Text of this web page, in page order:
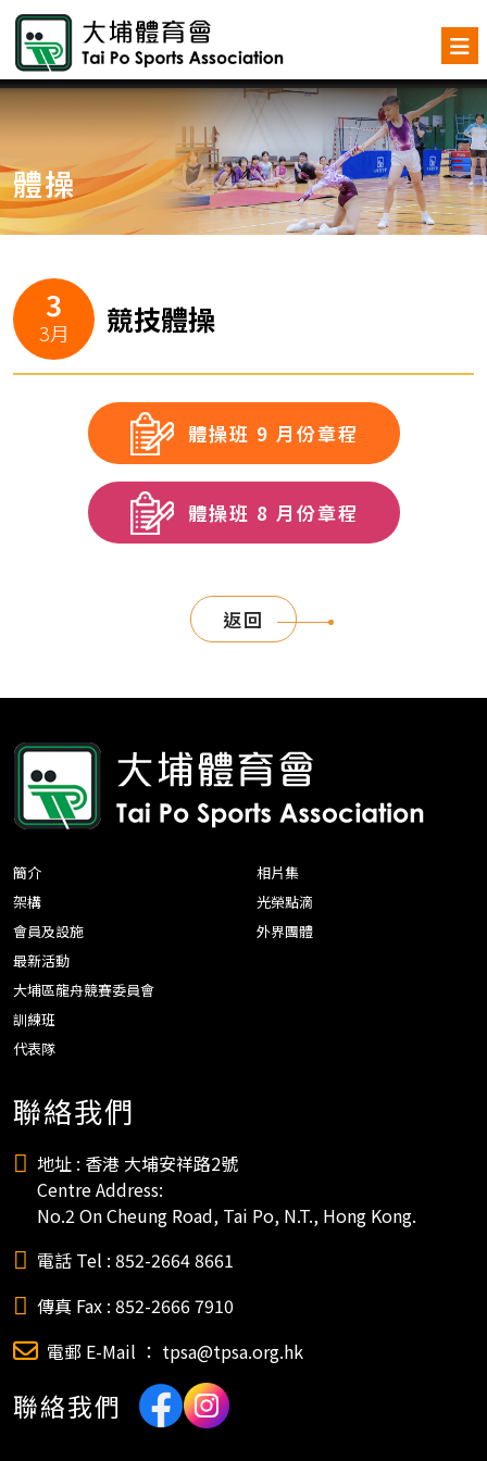
體操
3
3月 競技體操
體操班 9 月份章程
體操班 8 月份章程
返回
簡介
架構
會員及設施
最新活動
大埔區龍舟競賽委員會
訓練班
代表隊
相片集
光榮點滴
外界團體
聯絡我們
地址 : 香港 大埔安祥路2號
Centre Address:
No.2 On Cheung Road, Tai Po, N.T., Hong Kong.
電話 Tel : 852-2664 8661
傳真 Fax : 852-2666 7910
電郵 E-Mail ： tpsa@tpsa.org.hk
聯絡我們